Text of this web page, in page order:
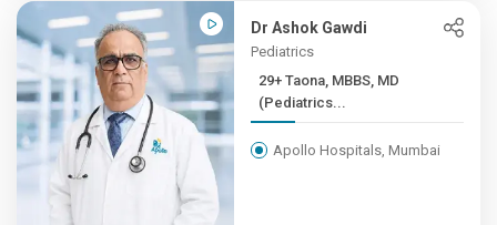
Dr Ashok Gawdi
Pediatrics
29+ Taona, MBBS, MD
(Pediatrics...
Apollo Hospitals, Mumbai